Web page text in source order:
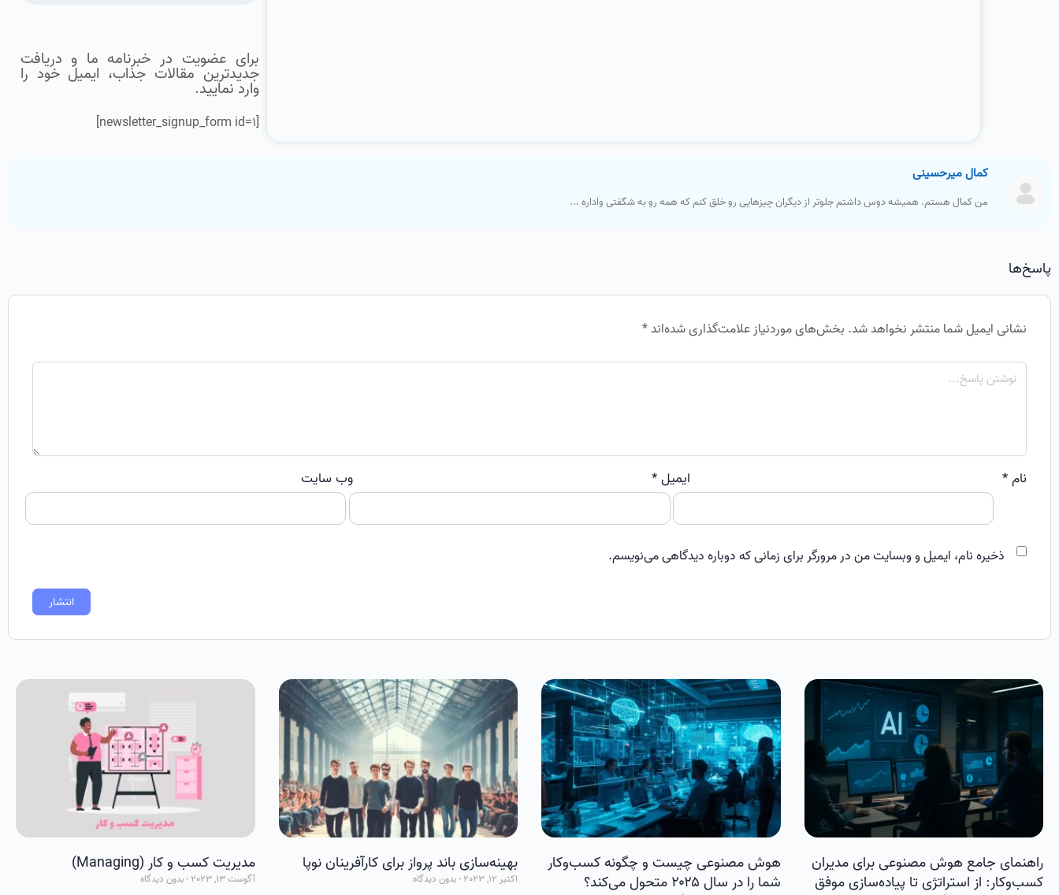
برای عضویت در خبرنامه ما و دریافت
جدیدترین مقالات جذاب، ایمیل خود را
وارد نمایید.
[newsletter_signup_form id=1]
کمال میرحسینی
من کمال هستم. همیشه دوس داشتم جلوتر از دیگران چیزهایی رو خلق کنم که همه رو به شگفتی واداره ...
پاسخ‌ها
نشانی ایمیل شما منتشر نخواهد شد. بخش‌های موردنیاز علامت‌گذاری شده‌اند*
نام* ایمیل* وب‌ سایت
ذخیره نام، ایمیل و وبسایت من در مرورگر برای زمانی که دوباره دیدگاهی می‌نویسم.
راهنمای جامع هوش مصنوعی برای مدیران
کسب‌وکار: از استراتژی تا پیاده‌سازی موفق
هوش مصنوعی چیست و چگونه کسب‌وکار
شما را در سال ۲۰۲۵ متحول می‌کند؟
بهینه‌سازی باند پرواز برای کارآفرینان نوپا
اکتبر 12, 2023 بدون دیدگاه
مديريت کسب و کار (Managing)
آگوست 13, 2023 بدون دیدگاه